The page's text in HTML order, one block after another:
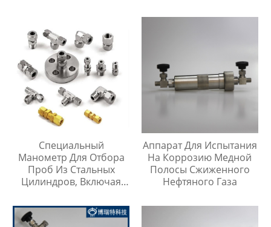
Специальный
Манометр Для Отбора
Проб Из Стальных
Цилиндров, Включая
Нержавеющей Стали
Аппарат Для Испытания
На Коррозию Медной
Полосы Сжиженного
Нефтяного Газа